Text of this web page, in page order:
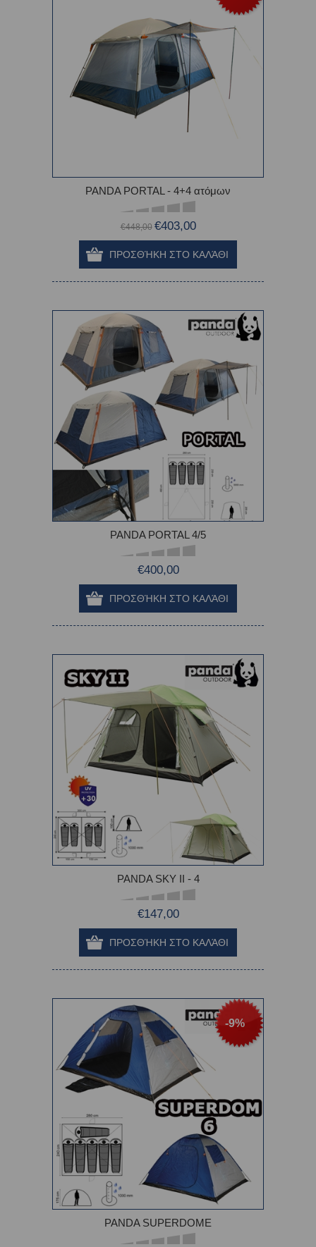
PANDA PORTAL - 4+4 ατόμων
€448,00 €403,00
PANDA PORTAL 4/5
€400,00
PANDA SKY II - 4
€147,00
-9%
PANDA SUPERDOME